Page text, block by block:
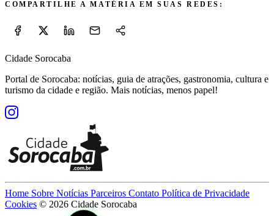
COMPARTILHE A MATÉRIA EM SUAS REDES:
Cidade Sorocaba
Portal de Sorocaba: notícias, guia de atrações, gastronomia, cultura e
turismo da cidade e região. Mais notícias, menos papel!
Home Sobre Notícias Parceiros Contato Política de Privacidade
Cookies © 2026 Cidade Sorocaba